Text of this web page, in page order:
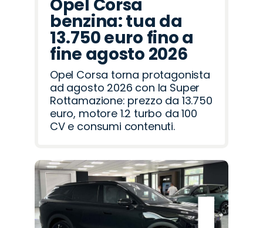
Opel Corsa
benzina: tua da
13.750 euro fino a
fine agosto 2026
Opel Corsa torna protagonista
ad agosto 2026 con la Super
Rottamazione: prezzo da 13.750
euro, motore 1.2 turbo da 100
CV e consumi contenuti.